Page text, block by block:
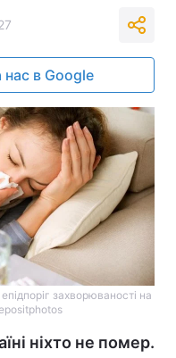
нас в Google
захворюваності на
ніхто не помер.